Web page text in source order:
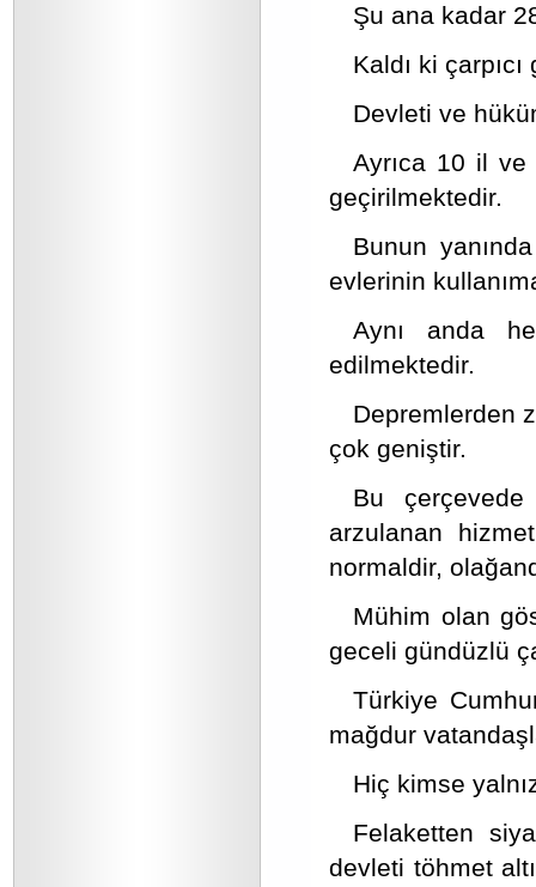
Şu ana kadar
Kaldı ki
Devleti ve
Ayrıca 10 il
geçirilmektedir.
Bunun
evlerinin
Aynı anda
edilmektedir.
Depremlerden
çok geniştir.
Bu
arzulanan
normaldir,
Mühim olan
geceli gündüzlü
Türkiye
mağdur
Hiç kimse
Felaketten
devleti töhmet